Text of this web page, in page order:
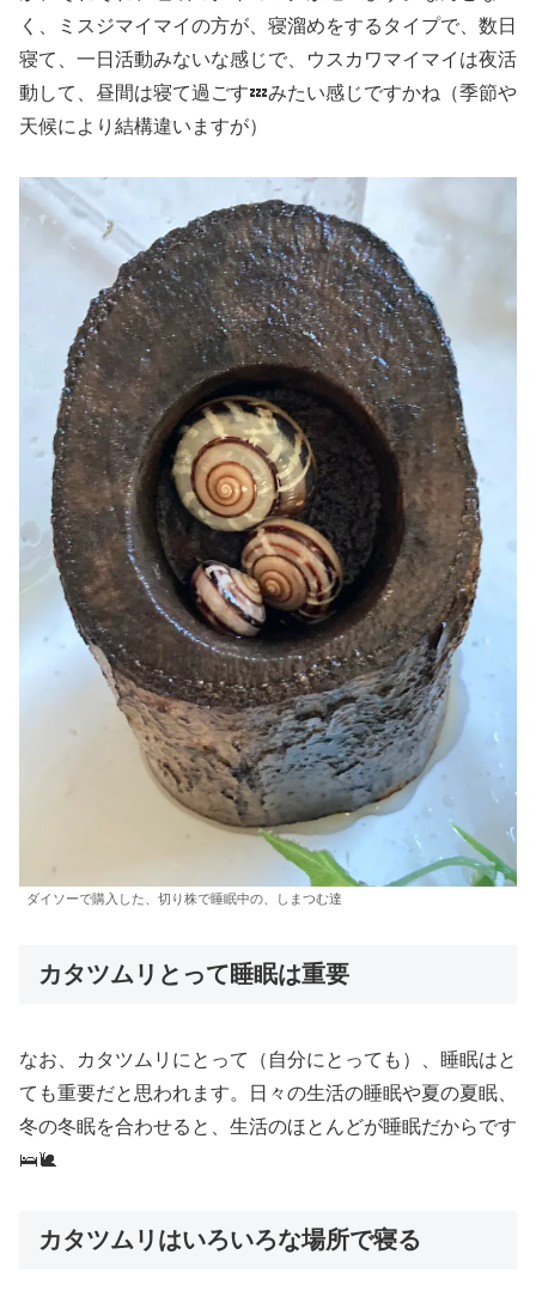
く、ミスジマイマイの方が、寝溜めをするタイプで、数日
寝て、一日活動みないな感じで、ウスカワマイマイは夜活
動して、昼間は寝て過ごす💤みたい感じですかね（季節や
天候により結構違いますが）
ダイソーで購入した、切り株で睡眠中の、しまつむ達
カタツムリとって睡眠は重要
なお、カタツムリにとって（自分にとっても）、睡眠はと
ても重要だと思われます。日々の生活の睡眠や夏の夏眠、
冬の冬眠を合わせると、生活のほとんどが睡眠だからです
🛌🐌
カタツムリはいろいろな場所で寝る